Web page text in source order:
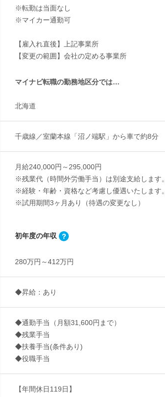
※転勤は当面なし
※マイカー通勤可
【雇入れ直後】上記事業所
【変更の範囲】会社の定める事業所
マイナビ転職の勤務地区分では…
北海道
千歳線／室蘭本線「沼ノ端駅」から車で約8分
月給240,000円～295,000円
※残業代（時間外労働手当）は別途支給します。
※経験・年齢・資格など考慮し優遇いたします。
※試用期間3ヶ月あり（待遇の変更なし）
初年度の年収
280万円～412万円
◆昇給：あり
◆通勤手当（月額31,600円まで）
◆残業手当
◆扶養手当(条件あり)
◆役職手当
【年間休日119日】